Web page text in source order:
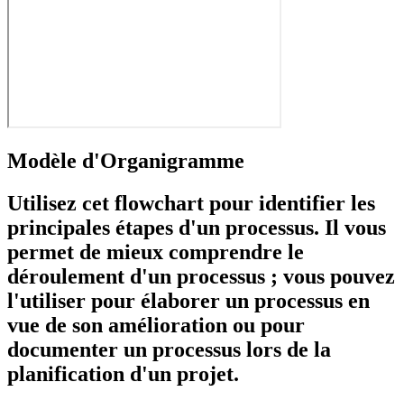
Modèle d'Organigramme
Utilisez cet flowchart pour identifier les
principales étapes d'un processus. Il vous
permet de mieux comprendre le
déroulement d'un processus ; vous pouvez
l'utiliser pour élaborer un processus en
vue de son amélioration ou pour
documenter un processus lors de la
planification d'un projet.